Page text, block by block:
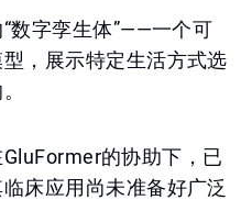
数字孪生体”——一个可
，展示特定生活方式选
的协助下，已
床应用尚未准备好广泛